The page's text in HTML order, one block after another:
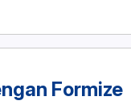
Formize